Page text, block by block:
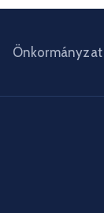
Önkormányzat